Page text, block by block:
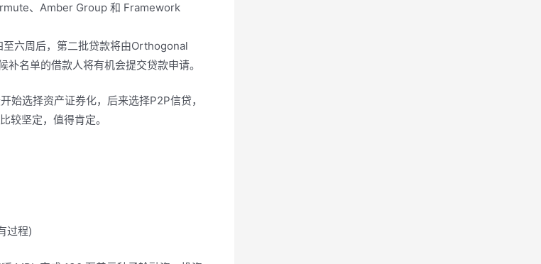
、Amber Group 和 Framework
六周后，第二批贷款将由Orthogonal
名单的借款人将有机会提交贷款申请。
始选择资产证券化，后来选择P2P信贷，
较坚定，值得肯定。
过程)